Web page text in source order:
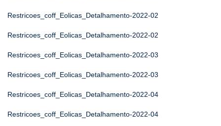
Restricoes_coff_Eolicas_Detalhamento-2022-02
Restricoes_coff_Eolicas_Detalhamento-2022-02
Restricoes_coff_Eolicas_Detalhamento-2022-03
Restricoes_coff_Eolicas_Detalhamento-2022-03
Restricoes_coff_Eolicas_Detalhamento-2022-04
Restricoes_coff_Eolicas_Detalhamento-2022-04